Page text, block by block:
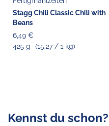
Stagg Chili Classic Chili with
Beans
6,49 €
425 g
(15,27 / 1 kg)
Kennst du schon?